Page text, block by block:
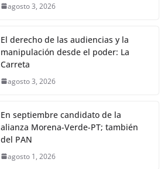
agosto 3, 2026
El derecho de las audiencias y la
manipulación desde el poder: La
Carreta
agosto 3, 2026
En septiembre candidato de la
alianza Morena-Verde-PT; también
del PAN
agosto 1, 2026